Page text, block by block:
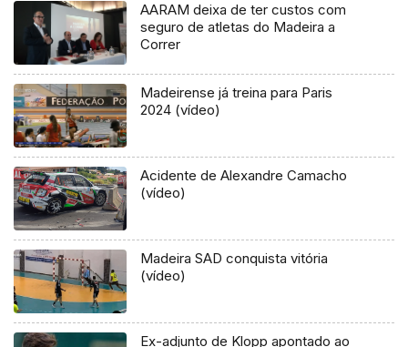
AARAM deixa de ter custos com
seguro de atletas do Madeira a
Correr
Madeirense já treina para Paris
2024 (vídeo)
Acidente de Alexandre Camacho
(vídeo)
Madeira SAD conquista vitória
(vídeo)
Ex-adjunto de Klopp apontado ao